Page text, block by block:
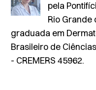
pela
Rio Grande
graduada em
Brasileiro de
- CREMERS 45962.